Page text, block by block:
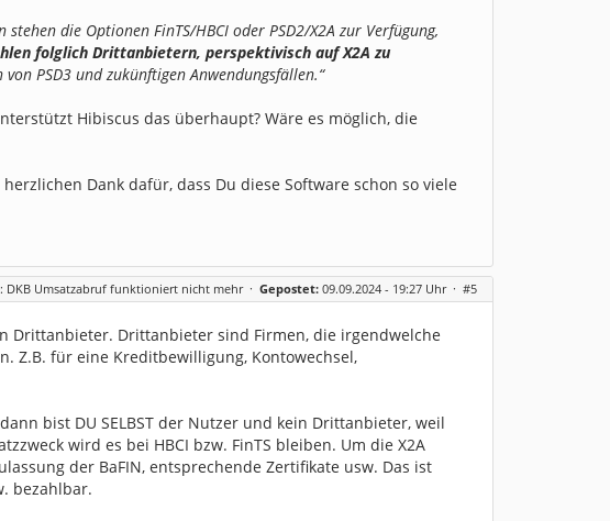
die Optionen FinTS/HBCI oder PSD2/X2A zur Verfügung,
folglich Drittanbietern, perspektivisch auf X2A zu
PSD3 und zukünftigen Anwendungsfällen.“
Hibiscus das überhaupt? Wäre es möglich, die
Dank dafür, dass Du diese Software schon so viele
DKB Umsatzabruf funktioniert nicht mehr· Gepostet: 09.09.2024 - 19:27 Uhr · #5
Drittanbieter. Drittanbieter sind Firmen, die irgendwelche
Z.B. für eine Kreditbewilligung, Kontowechsel,
bist DU SELBST der Nutzer und kein Drittanbieter, weil
wird es bei HBCI bzw. FinTS bleiben. Um die X2A
der BaFIN, entsprechende Zertifikate usw. Das ist
bezahlbar.